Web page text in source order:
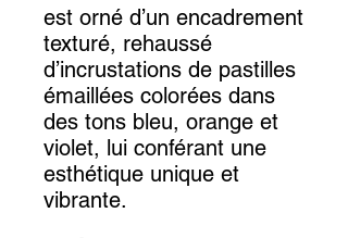
est orné d’un encadrement
texturé, rehaussé
d’incrustations de pastilles
émaillées colorées dans
des tons bleu, orange et
violet, lui conférant une
esthétique unique et
vibrante.